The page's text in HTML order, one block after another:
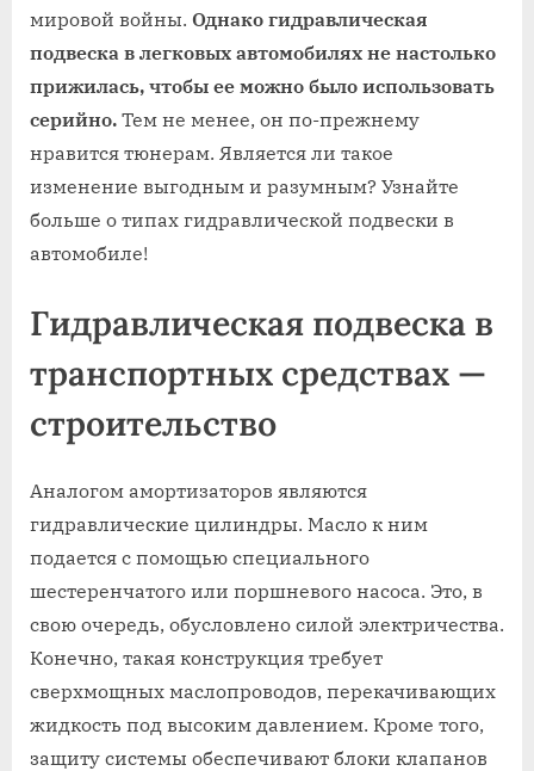
мировой войны. Однако гидравлическая
подвеска в легковых автомобилях не настолько
прижилась, чтобы ее можно было использовать
серийно. Тем не менее, он по-прежнему
нравится тюнерам. Является ли такое
изменение выгодным и разумным? Узнайте
больше о типах гидравлической подвески в
автомобиле!
Гидравлическая подвеска в
транспортных средствах —
строительство
Аналогом амортизаторов являются
гидравлические цилиндры. Масло к ним
подается с помощью специального
шестеренчатого или поршневого насоса. Это, в
свою очередь, обусловлено силой электричества.
Конечно, такая конструкция требует
сверхмощных маслопроводов, перекачивающих
жидкость под высоким давлением. Кроме того,
защиту системы обеспечивают блоки клапанов